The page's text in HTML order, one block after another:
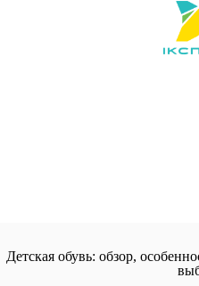
Детская обувь: обзор,